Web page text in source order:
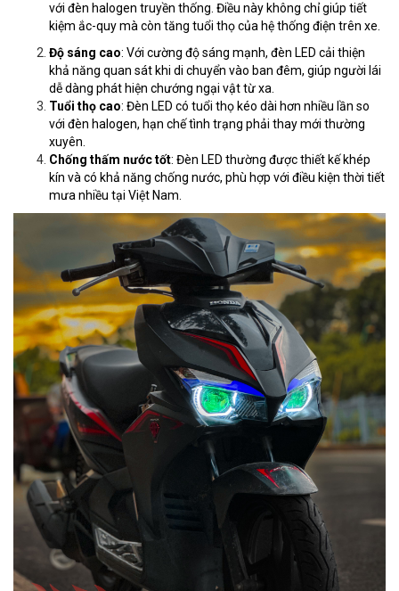
với đèn halogen truyền thống. Điều này không chỉ giúp tiết
kiệm ắc-quy mà còn tăng tuổi thọ của hệ thống điện trên xe.
Độ sáng cao: Với cường độ sáng mạnh, đèn LED cải thiện
khả năng quan sát khi di chuyển vào ban đêm, giúp người lái
dễ dàng phát hiện chướng ngại vật từ xa.
Tuổi thọ cao: Đèn LED có tuổi thọ kéo dài hơn nhiều lần so
với đèn halogen, hạn chế tình trạng phải thay mới thường
xuyên.
Chống thấm nước tốt: Đèn LED thường được thiết kế khép
kín và có khả năng chống nước, phù hợp với điều kiện thời tiết
mưa nhiều tại Việt Nam.